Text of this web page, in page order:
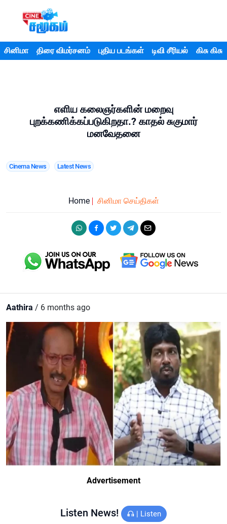
சினிமா திரை விமர்சனம் புதிய படங்கள் டிவி சீரியல் கிசு கிசு
எளிய கலைஞர்களின் மறைவு
புறக்கணிக்கப்படுகிறதா.? காதல் சுகுமார்
மனவேதனை
Cinema News Latest News
Home சினிமா செய்திகள்
Aathira / 6 months ago
Advertisement
Listen News! | Listen